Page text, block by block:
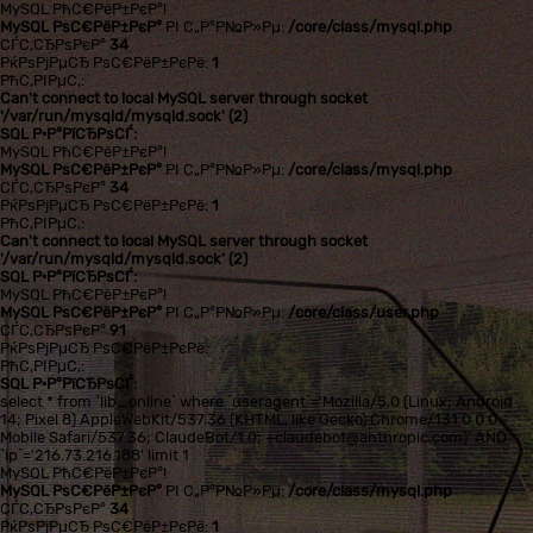
MySQL РћС€РёР±РєР°!
MySQL РѕС€РёР±РєР° РІ С„Р°Р№Р»Рµ: /core/class/mysql.php
СЃС‚СЂРѕРєР° 34
РќРѕРјРµСЂ РѕС€РёР±РєРё: 1
РћС‚РІРµС‚:
Can't connect to local MySQL server through socket
'/var/run/mysqld/mysqld.sock' (2)
SQL Р·Р°РїСЂРѕСЃ:
MySQL РћС€РёР±РєР°!
MySQL РѕС€РёР±РєР° РІ С„Р°Р№Р»Рµ: /core/class/mysql.php
СЃС‚СЂРѕРєР° 34
РќРѕРјРµСЂ РѕС€РёР±РєРё: 1
РћС‚РІРµС‚:
Can't connect to local MySQL server through socket
'/var/run/mysqld/mysqld.sock' (2)
SQL Р·Р°РїСЂРѕСЃ:
MySQL РћС€РёР±РєР°!
MySQL РѕС€РёР±РєР° РІ С„Р°Р№Р»Рµ: /core/class/user.php
СЃС‚СЂРѕРєР° 91
РќРѕРјРµСЂ РѕС€РёР±РєРё:
РћС‚РІРµС‚:
SQL Р·Р°РїСЂРѕСЃ:
select * from `lib_online` where `useragent`='Mozilla/5.0 (Linux; Android
14; Pixel 8) AppleWebKit/537.36 (KHTML, like Gecko) Chrome/131.0.0.0
Mobile Safari/537.36; ClaudeBot/1.0; +claudebot@anthropic.com)' AND
`ip`='216.73.216.188' limit 1
MySQL РћС€РёР±РєР°!
MySQL РѕС€РёР±РєР° РІ С„Р°Р№Р»Рµ:/core/class/mysql.php
СЃС‚СЂРѕРєР°34
РќРѕРјРµСЂ РѕС€РёР±РєРё: 1